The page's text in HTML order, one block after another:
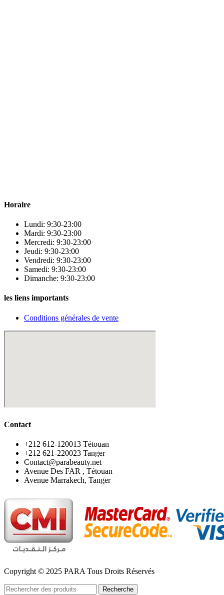
Horaire
Lundi: 9:30-23:00
Mardi: 9:30-23:00
Mercredi: 9:30-23:00
Jeudi: 9:30-23:00
Vendredi: 9:30-23:00
Samedi: 9:30-23:00
Dimanche: 9:30-23:00
les liens importants
Conditions générales de vente
Contact
‪+212 612-120013 Tétouan
‪+212 621-220023 Tanger
Contact@parabeauty.net
Avenue Des FAR , Tétouan
Avenue Marrakech, Tanger
Copyright © 2025 PARA Tous Droits Réservés
Recherche